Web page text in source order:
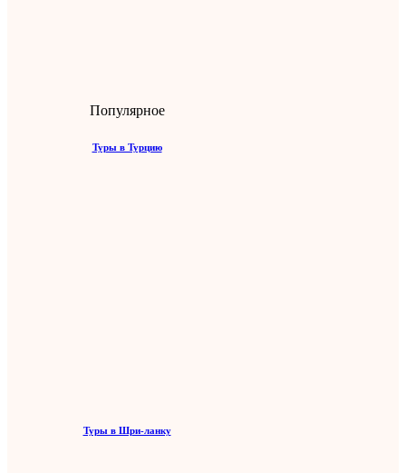
Популярное
Туры в Турцию
Туры в Шри-ланку